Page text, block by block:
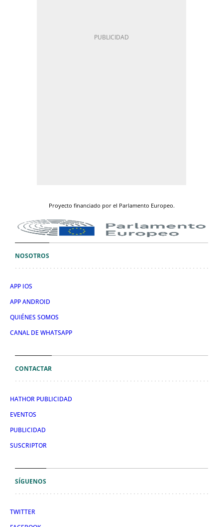
Proyecto financiado por el Parlamento Europeo.
NOSOTROS
APP IOS
APP ANDROID
QUIÉNES SOMOS
CANAL DE WHATSAPP
CONTACTAR
HATHOR PUBLICIDAD
EVENTOS
PUBLICIDAD
SUSCRIPTOR
SÍGUENOS
TWITTER